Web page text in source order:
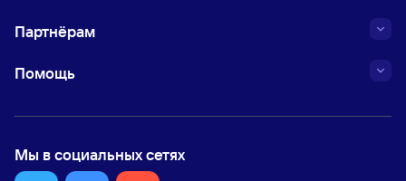
Партнёрам
Помощь
Мы в социальных сетях